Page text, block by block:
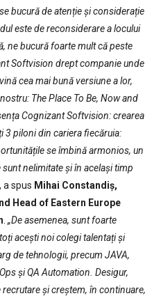
bucură de atenție și considerație
este de reconsiderare a locului
ne bucură foarte mult că peste
Softvision drept companie unde
cea mai bună versiune a lor,
The Place To Be, Now and
Cognizant Softvision: crearea
3 piloni din cariera fiecăruia:
se îmbină armonios, un
nelimitate și în același timp
a spus Mihai Constandiș,
Head of Eastern Europe
„De asemenea, sunt foarte
acești noi colegi talentați și
de tehnologii, precum JAVA,
și QA Automation. Desigur,
și creștem, în continuare,